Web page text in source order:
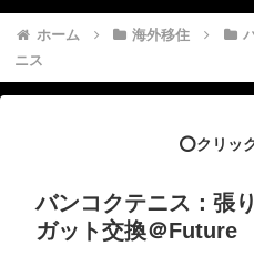
ホーム 海外移住
ニス
⭕️クリッ
バンコクテニス：張
ガット交換＠Future